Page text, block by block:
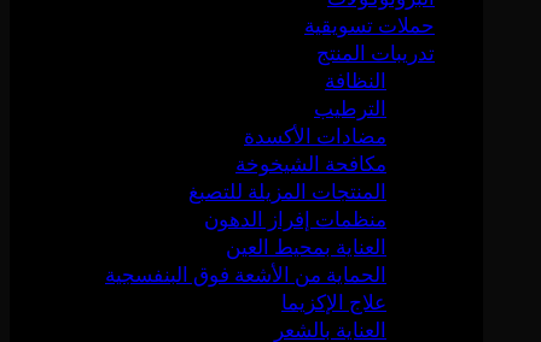
حملات تسويقية
تدريبات المنتج
النظافة
الترطيب
مضادات الأكسدة
مكافحة الشيخوخة
المنتجات المزيلة للتصبغ
منظمات إفراز الدهون
العناية بمحيط العين
الحماية من الأشعة فوق البنفسجية
علاج الإكزيما
العناية بالشعر